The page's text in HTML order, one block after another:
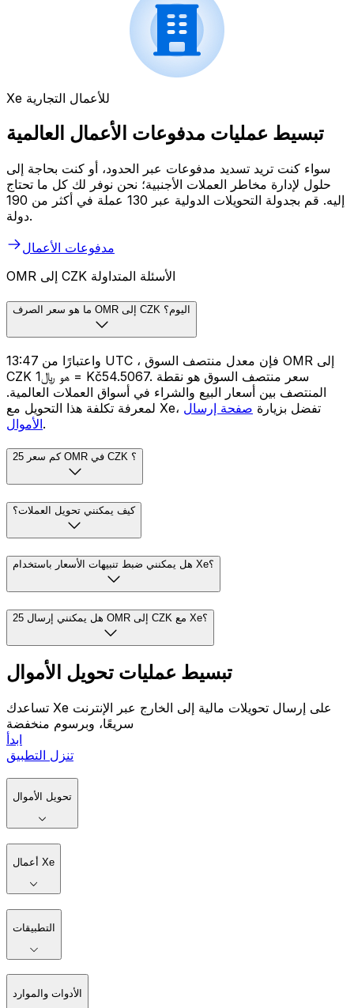
Xe للأعمال التجارية
تبسيط عمليات مدفوعات الأعمال العالمية
سواء كنت تريد تسديد مدفوعات عبر الحدود، أو كنت بحاجة إلى
حلول لإدارة مخاطر العملات الأجنبية؛ نحن نوفر لك كل ما تحتاج
إليه. قم بجدولة التحويلات الدولية عبر 130 عملة في أكثر من 190
دولة.
مدفوعات الأعمال
OMR إلى CZK الأسئلة المتداولة
ما هو سعر الصرف OMR إلى CZK اليوم؟
واعتبارًا من 13:47 UTC ، فإن معدل منتصف السوق OMR إلى
CZK هو ﷼1 = Kč54.5067. سعر منتصف السوق هو نقطة
المنتصف بين أسعار البيع والشراء في أسواق العملات العالمية.
لمعرفة تكلفة هذا التحويل مع Xe، تفضل بزيارة صفحة إرسال
الأموال.
كم سعر 25 OMR في CZK ؟
كيف يمكنني تحويل العملات؟
هل يمكنني ضبط تنبيهات الأسعار باستخدام Xe؟
هل يمكنني إرسال 25 OMR إلى CZK مع Xe؟
تبسيط عمليات تحويل الأموال
تساعدك Xe على إرسال تحويلات مالية إلى الخارج عبر الإنترنت
سريعًا، وبرسوم منخفضة
ابدأ
تنزل التطبيق
تحويل الأموال
أعمال Xe
التطبيقات
الأدوات والموارد